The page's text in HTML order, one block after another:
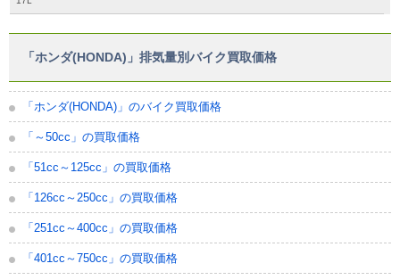
「ホンダ(HONDA)」排気量別バイク買取価格
「ホンダ(HONDA)」のバイク買取価格
「～50cc」の買取価格
「51cc～125cc」の買取価格
「126cc～250cc」の買取価格
「251cc～400cc」の買取価格
「401cc～750cc」の買取価格